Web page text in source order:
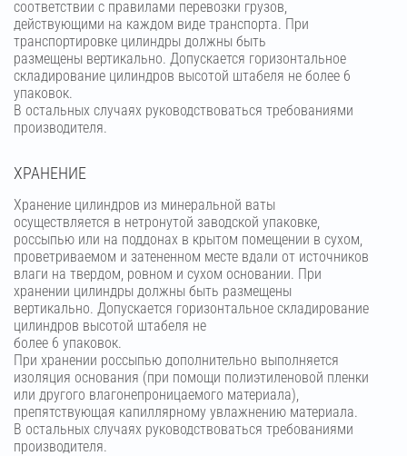
соответствии с правилами перевозки грузов,
действующими на каждом виде транспорта. При
транспортировке цилиндры должны быть
размещены вертикально. Допускается горизонтальное
складирование цилиндров высотой штабеля не более 6
упаковок.
В остальных случаях руководствоваться требованиями
производителя.
ХРАНЕНИЕ
Хранение цилиндров из минеральной ваты
осуществляется в нетронутой заводской упаковке,
россыпью или на поддонах в крытом помещении в сухом,
проветриваемом и затененном месте вдали от источников
влаги на твердом, ровном и сухом основании. При
хранении цилиндры должны быть размещены
вертикально. Допускается горизонтальное складирование
цилиндров высотой штабеля не
более 6 упаковок.
При хранении россыпью дополнительно выполняется
изоляция основания (при помощи полиэтиленовой пленки
или другого влагонепроницаемого материала),
препятствующая капиллярному увлажнению материала.
В остальных случаях руководствоваться требованиями
производителя.